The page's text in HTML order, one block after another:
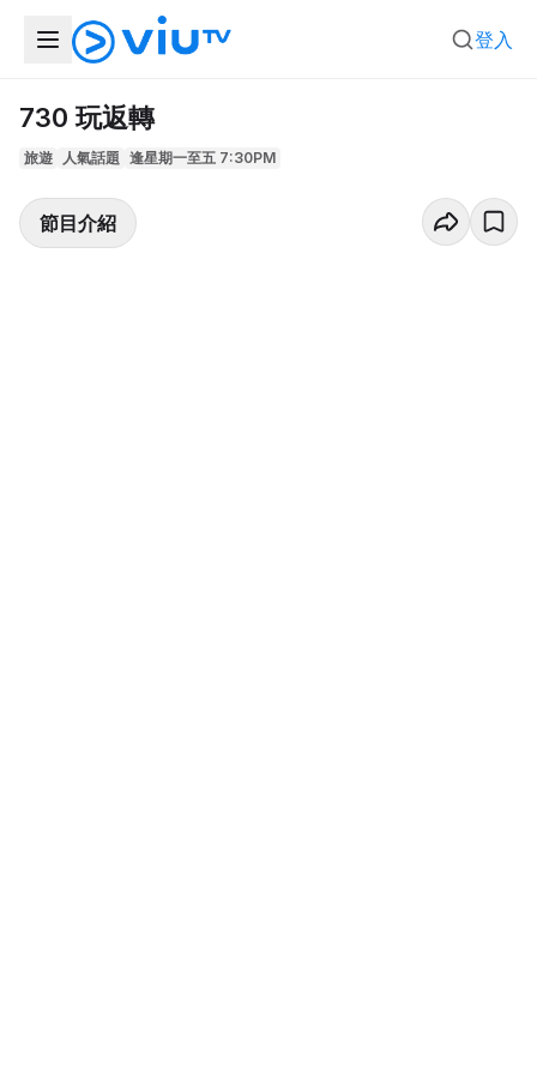
登入
730 玩返轉
旅遊 人氣話題 逢星期一至五 7:30PM
節目介紹